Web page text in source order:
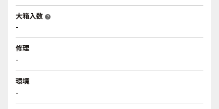
大箱入数 help
-
修理
-
環境
-